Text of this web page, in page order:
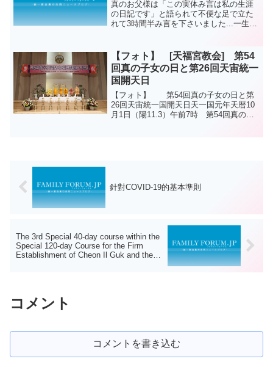
真のお父様は「この実体み言は私の生涯
の日記です」と語られて不便な足で立た
れて3時間半み言を下さいました...一生涯
来られた真のご父母様に頭を下げて感謝
の言葉を申し上げ...
【フォト】 [天福宮教会] 第54
回真の子女の日と第26回天宙統一
国開天日
【フォト】 第54回真の子女の日と第
26回天宙統一国開天日天一国元年天暦10
月1日（陽11.3）午前7時 第54回真の子
針對COVID-19的基本準則
The 3rd Special 40-day course within the
Special 120-day Course for the Firm
Establishment of Cheon Il Guk and the
コメント
コメントを書き込む